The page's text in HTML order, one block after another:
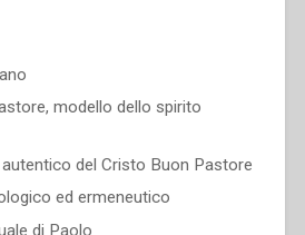
modello dello spirito
del Cristo Buon Pastore
ed ermeneutico
di Paolo